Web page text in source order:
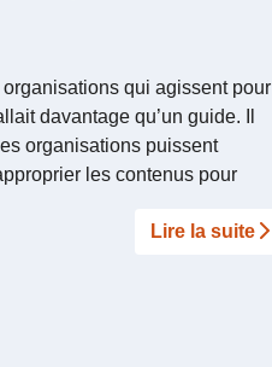
qui agissent pour
davantage qu’un guide. Il
organisations puissent
les contenus pour
Lire la suite­­